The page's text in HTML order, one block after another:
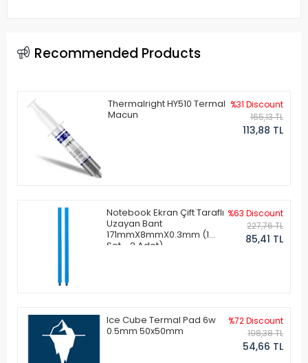
Recommended Products
Thermalright HY510 Termal
Macun
%31 Discount
165,13 TL
113,88 TL
Notebook Ekran Çift Taraflı
Uzayan Bant
171mmX8mmX0.3mm (1
Set - 2 Adet)
%63 Discount
227,76 TL
85,41 TL
Ice Cube Termal Pad 6w
0.5mm 50x50mm
%72 Discount
198,38 TL
54,66 TL